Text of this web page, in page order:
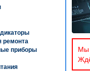
ремонта
приборы
Мы